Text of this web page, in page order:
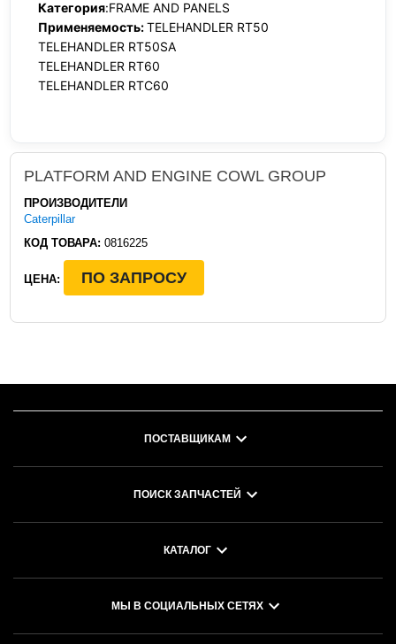
Категория:FRAME AND PANELS
Применяемость:TELEHANDLER RT50
TELEHANDLER RT50SA
TELEHANDLER RT60
TELEHANDLER RTC60
PLATFORM AND ENGINE COWL GROUP
ПРОИЗВОДИТЕЛИ
Caterpillar
КОД ТОВАРА: 0816225
ЦЕНА: ПО ЗАПРОСУ
ПОСТАВЩИКАМ
ПОИСК ЗАПЧАСТЕЙ
КАТАЛОГ
МЫ В СОЦИАЛЬНЫХ СЕТЯХ